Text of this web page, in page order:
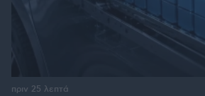
πριν 25 λεπτά